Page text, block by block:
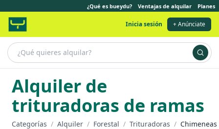
¿Qué es bueydu? Ventajas de alquilar Planes
Inicia sesión + Anúnciate
Alquiler de
trituradoras de ramas
Categorías / Alquiler / Forestal / Trituradoras / Chimeneas